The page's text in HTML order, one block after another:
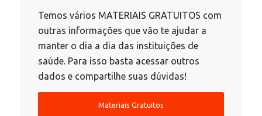
Temos vários MATERIAIS GRATUITOS com
outras informações que vão te ajudar a
manter o dia a dia das instituições de
saúde. Para isso basta acessar outros
dados e compartilhe suas dúvidas!
Materiais Gratuitos